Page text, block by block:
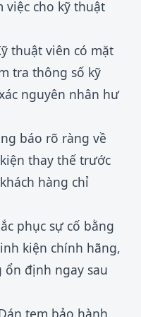
việc cho kỹ thuật
thuật viên có mặt
tra thông số kỹ
nguyên nhân hư
báo rõ ràng về
thay thế trước
hàng chỉ
phục sự cố bằng
kiện chính hãng,
ổn định ngay sau
tem bảo hành,